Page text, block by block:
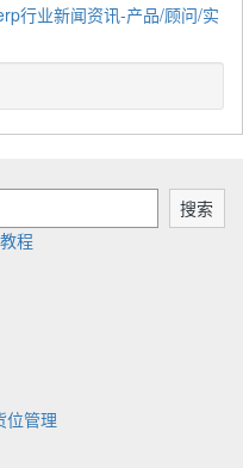
行业新闻资讯-产品/顾问/实
搜索
程
位管理